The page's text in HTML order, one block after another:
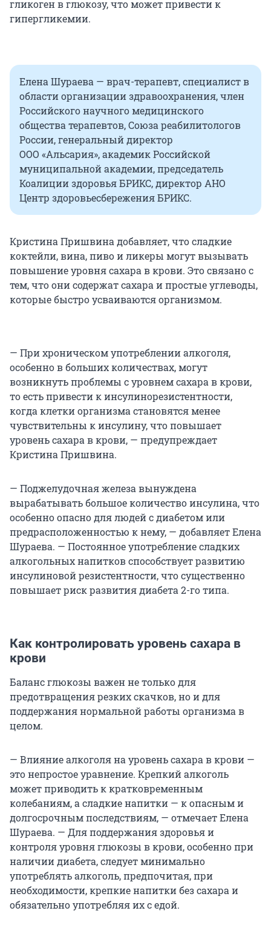
гликоген в глюкозу, что может привести к
гипергликемии.
Елена Шураева — врач-терапевт, специалист в
области организации здравоохранения, член
Российского научного медицинского
общества терапевтов, Союза реабилитологов
России, генеральный директор
ООО «Альсария», академик Российской
муниципальной академии, председатель
Коалиции здоровья БРИКС, директор АНО
Центр здоровьесбережения БРИКС.
Кристина Пришвина добавляет, что сладкие
коктейли, вина, пиво и ликеры могут вызывать
повышение уровня сахара в крови. Это связано с
тем, что они содержат сахара и простые углеводы,
которые быстро усваиваются организмом.
— При хроническом употреблении алкоголя,
особенно в больших количествах, могут
возникнуть проблемы с уровнем сахара в крови,
то есть привести к инсулинорезистентности,
когда клетки организма становятся менее
чувствительны к инсулину, что повышает
уровень сахара в крови, — предупреждает
Кристина Пришвина.
— Поджелудочная железа вынуждена
вырабатывать большое количество инсулина, что
особенно опасно для людей с диабетом или
предрасположенностью к нему, — добавляет Елена
Шураева. — Постоянное употребление сладких
алкогольных напитков способствует развитию
инсулиновой резистентности, что существенно
повышает риск развития диабета 2-го типа.
Как контролировать уровень сахара в
крови
Баланс глюкозы важен не только для
предотвращения резких скачков, но и для
поддержания нормальной работы организма в
целом.
— Влияние алкоголя на уровень сахара в крови —
это непростое уравнение. Крепкий алкоголь
может приводить к кратковременным
колебаниям, а сладкие напитки — к опасным и
долгосрочным последствиям, — отмечает Елена
Шураева. — Для поддержания здоровья и
контроля уровня глюкозы в крови, особенно при
наличии диабета, следует минимально
употреблять алкоголь, предпочитая, при
необходимости, крепкие напитки без сахара и
обязательно употребляя их с едой.